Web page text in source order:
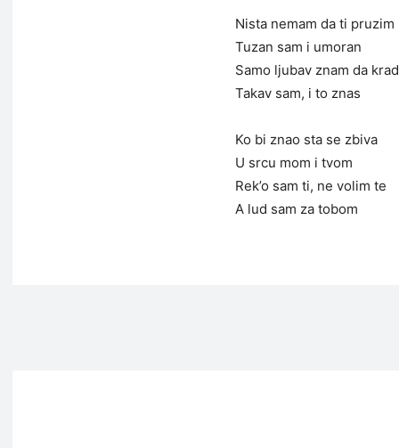
Nista nemam da ti pruzim
Tuzan sam i umoran
Samo ljubav znam da
Takav sam, i to znas
Ko bi znao sta se zbiva
U srcu mom i tvom
Rek’o sam ti, ne volim te
A lud sam za tobom